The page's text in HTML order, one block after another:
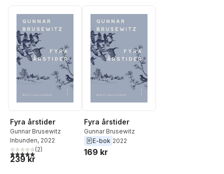
Fyra årstider
Gunnar Brusewitz
Inbunden, 2022
5,0utav 5 stjärnor. Totalt antal röster:
(2)
239 kr
Fyra årstider
Gunnar Brusewitz
E-bok 2022
169 kr